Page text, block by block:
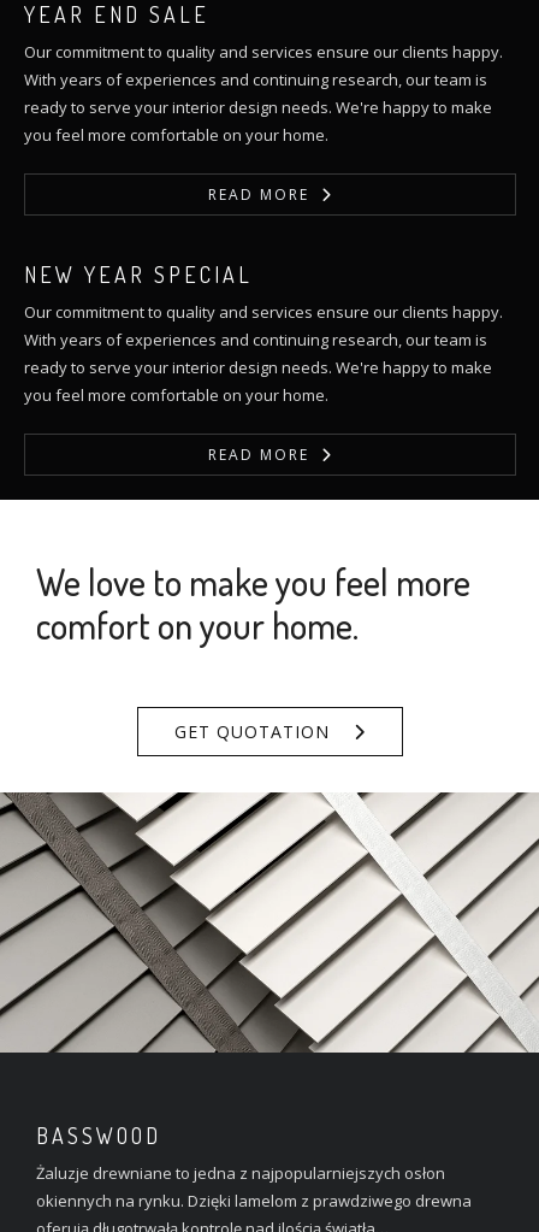
YEAR END SALE
Our commitment to quality and services ensure our clients happy.
With years of experiences and continuing research, our team is
ready to serve your interior design needs. We're happy to make
you feel more comfortable on your home.
READ MORE
NEW YEAR SPECIAL
Our commitment to quality and services ensure our clients happy.
With years of experiences and continuing research, our team is
ready to serve your interior design needs. We're happy to make
you feel more comfortable on your home.
READ MORE
We love to make you feel more
comfort on your home.
GET QUOTATION
BASSWOOD
Żaluzje drewniane to jedna z najpopularniejszych osłon
okiennych na rynku. Dzięki lamelom z prawdziwego drewna